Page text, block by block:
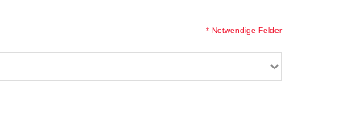
* Notwendige Felder